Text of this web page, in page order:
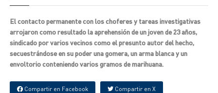
El contacto permanente con los choferes y tareas investigativas
arrojaron como resultado la aprehensión de un joven de 23 años,
sindicado por varios vecinos como el presunto autor del hecho,
secuestrándose en su poder una gomera, un arma blanca y un
envoltorio conteniendo varios gramos de marihuana.
Compartir en Facebook Compartir en X